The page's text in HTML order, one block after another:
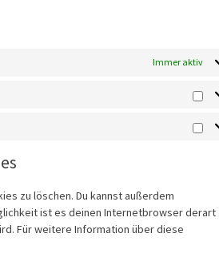
Immer aktiv
zu löschen. Du kannst außerdem
ist es deinen Internetbrowser derart
Für weitere Information über diese